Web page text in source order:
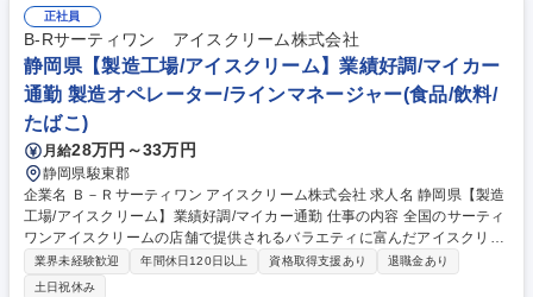
■日報作成・原料準備・翌日以降の製造計画サポート ■製造機械の定期ク
リーニングと部品の分解・洗浄 募集職種 【大阪/製造オペレーター】月給
28万円～/食品製造（マーガリン・冷凍生地）
正社員
B-Rサーティワン アイスクリーム株式会社
静岡県【製造工場/アイスクリーム】業績好調/マイカー
通勤 製造オペレーター/ラインマネージャー(食品/飲料/
たばこ)
月給28万円～33万円
静岡県駿東郡
企業名 Ｂ－Ｒサーティワン アイスクリーム株式会社 求人名 静岡県【製造
工場/アイスクリーム】業績好調/マイカー通勤 仕事の内容 全国のサーティ
ワンアイスクリームの店舗で提供されるバラエティに富んだアイスクリー
ムの製造工程管理と製造スタッフ管理を行い、アイスクリーム作りを担当
して頂きます。 【製造工程の管理】アイスクリームベース仕込み工程/原
業界未経験歓迎 年間休日120日以上 資格取得支援あり
退職金あり
土日祝休み